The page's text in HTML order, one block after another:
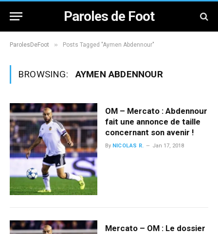
Paroles de Foot
ParolesDeFoot » Posts Tagged "Aymen Abdennour"
BROWSING: AYMEN ABDENNOUR
OM – Mercato : Abdennour
fait une annonce de taille
concernant son avenir !
By NICOLAS R. Jan 17, 2018
Mercato – OM : Le dossier